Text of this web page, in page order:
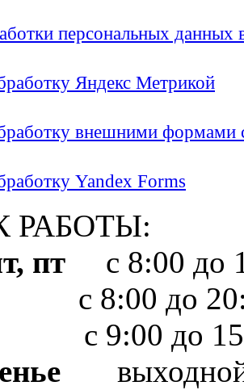
персональных
Яндекс Метрикой
внешними формами
Yandex Forms
РАБОТЫ:
пт с 8:00 до
8:00 до
с 9:00 до